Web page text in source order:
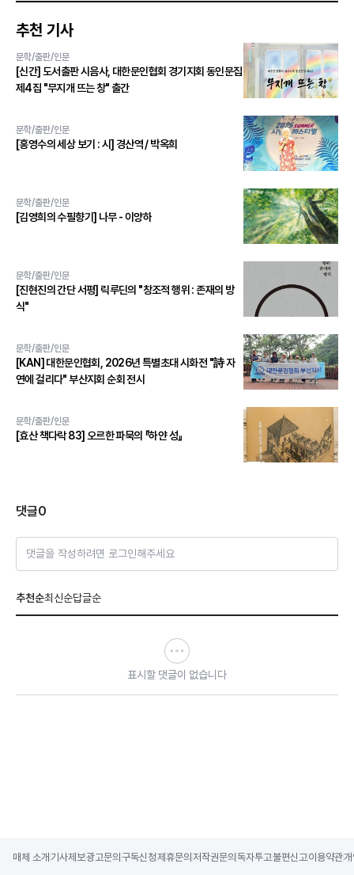
추천 기사
문학/출판/인문
[신간] 도서출판 시음사, 대한문인협회 경기지회 동인문집
제4집 "무지개 뜨는 창" 출간
문학/출판/인문
[홍영수의 세상 보기 : 시] 경산역 / 박옥희
문학/출판/인문
[김영희의 수필향기] 나무 - 이양하
문학/출판/인문
[진현진의 간단 서평] 릭루딘의 "창조적 행위 : 존재의 방
식"
문학/출판/인문
[KAN] 대한문인협회, 2026년 특별초대 시화전 "詩 자
연에 걸리다" 부산지회 순회 전시
문학/출판/인문
[효산 책다락 83] 오르한 파묵의 『하얀 성』
댓글0
댓글을 작성하려면 로그인해주세요
추천순최신순답글순
표시할 댓글이 없습니다
매체 소개 기사제보광고문의 구독신청제휴문의 저작권문의 독자투고불편신고이용약관